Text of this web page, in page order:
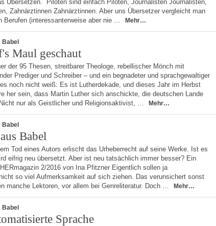
Übersetzen. Piloten sind einfach Piloten, Journalisten Journalisten,
Zahnärztinnen Zahnärztinnen. Aber uns Übersetzer vergleicht man
Berufen (interessanterweise aber nie …
Mehr…
Maul geschaut
der 95 Thesen, streitbarer Theologe, rebellischer Mönch mit
Prediger und Schreiber – und ein begnadeter und sprachgewaltiger
noch nicht weiß: Es ist Lutherdekade, und dieses Jahr im Herbst
her sein, dass Martin Luther sich anschickte, die deutschen Lande
nur als Geistlicher und Religionsaktivist, …
Mehr…
Babel
Tod eines Autors erlischt das Urheberrecht auf seine Werke. Ist es
eifrig neu übersetzt. Aber ist neu tatsächlich immer besser? Ein
2/2016 von Ina Pfitzner Eigentlich sollen ja
so viel Aufmerksamkeit auf sich ziehen. Das verunsichert sonst
manche Lektoren, vor allem bei Genreliteratur. Doch …
Mehr…
Sprache